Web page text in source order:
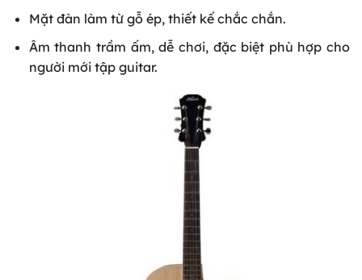
Mặt đàn làm từ gỗ ép, thiết kế chắc chắn.
Âm thanh trầm ấm, dễ chơi, đặc biệt phù hợp cho
người mới tập guitar.